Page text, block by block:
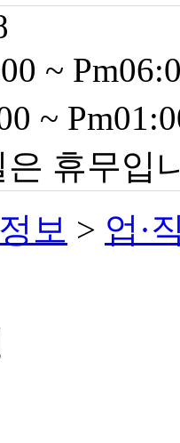
~
~
휴무입
보 > 업·